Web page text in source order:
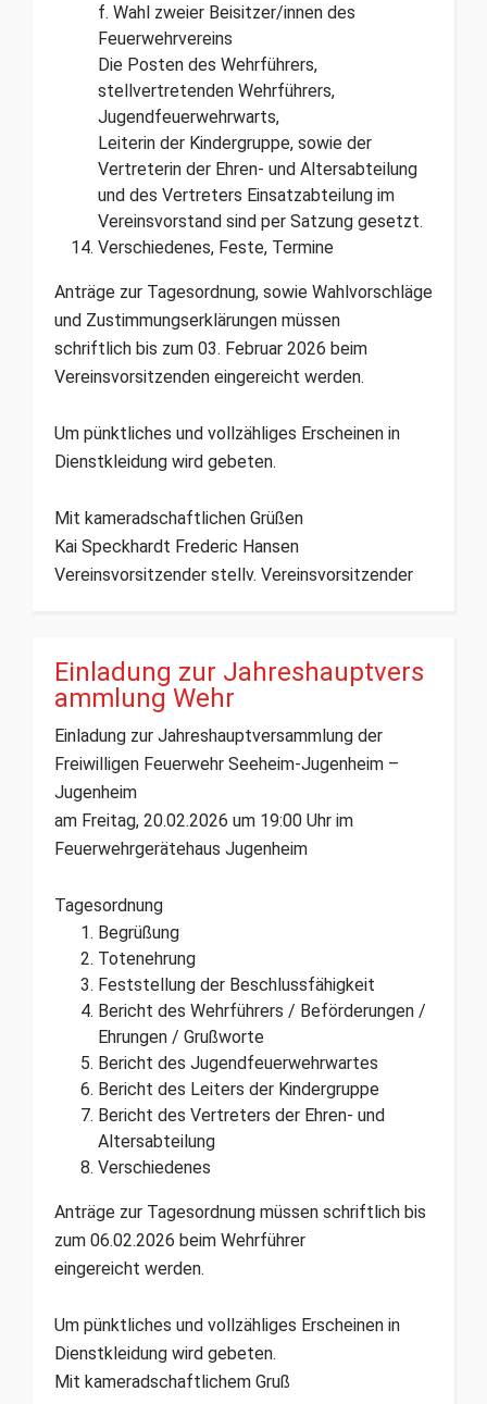
f. Wahl zweier Beisitzer/innen des
Feuerwehrvereins
Die Posten des Wehrführers,
stellvertretenden Wehrführers,
Jugendfeuerwehrwarts,
Leiterin der Kindergruppe, sowie der
Vertreterin der Ehren- und Altersabteilung
und des Vertreters Einsatzabteilung im
Vereinsvorstand sind per Satzung gesetzt.
Verschiedenes, Feste, Termine
Anträge zur Tagesordnung, sowie Wahlvorschläge
und Zustimmungserklärungen müssen
schriftlich bis zum 03. Februar 2026 beim
Vereinsvorsitzenden eingereicht werden.
Um pünktliches und vollzähliges Erscheinen in
Dienstkleidung wird gebeten.
Mit kameradschaftlichen Grüßen
Kai Speckhardt Frederic Hansen
Vereinsvorsitzender stellv. Vereinsvorsitzender
Einladung zur Jahreshauptvers
ammlung Wehr
Einladung zur Jahreshauptversammlung der
Freiwilligen Feuerwehr Seeheim-Jugenheim –
Jugenheim
am Freitag, 20.02.2026 um 19:00 Uhr im
Feuerwehrgerätehaus Jugenheim
Tagesordnung
Begrüßung
Totenehrung
Feststellung der Beschlussfähigkeit
Bericht des Wehrführers / Beförderungen /
Ehrungen / Grußworte
Bericht des Jugendfeuerwehrwartes
Bericht des Leiters der Kindergruppe
Bericht des Vertreters der Ehren- und
Altersabteilung
Verschiedenes
Anträge zur Tagesordnung müssen schriftlich bis
zum 06.02.2026 beim Wehrführer
eingereicht werden.
Um pünktliches und vollzähliges Erscheinen in
Dienstkleidung wird gebeten.
Mit kameradschaftlichem Gruß